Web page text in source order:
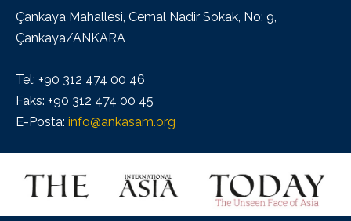
Çankaya Mahallesi, Cemal Nadir Sokak, No: 9,
Çankaya/ANKARA
Tel: +90 312 474 00 46
Faks: +90 312 474 00 45
E-Posta: info@ankasam.org